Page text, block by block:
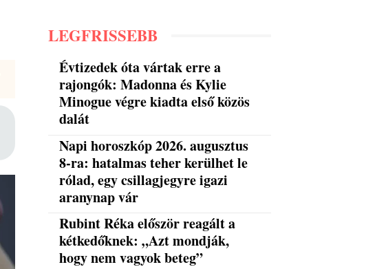
LEGFRISSEBB
Évtizedek óta vártak erre a
rajongók: Madonna és Kylie
Minogue végre kiadta első közös
dalát
Napi horoszkóp 2026. augusztus
8-ra: hatalmas teher kerülhet le
rólad, egy csillagjegyre igazi
aranynap vár
Rubint Réka először reagált a
kétkedőknek: „Azt mondják,
hogy nem vagyok beteg”